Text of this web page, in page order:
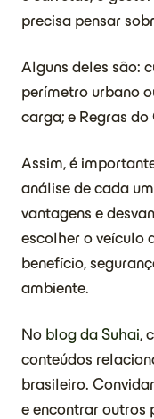
precisa pensar
Alguns deles são:
perímetro urbano
carga; e Regras
Assim, é
análise de cada
vantagens e
escolher o veículo
benefício,
ambiente.
No blog da Suhai,
conteúdos
brasileiro.
e encontrar outros